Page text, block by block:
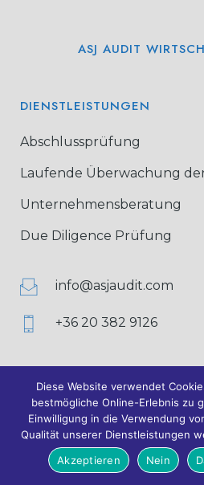
ASJ AUDIT
DIENSTLEISTUNGEN
Abschlussprüfung
Laufende Überwachung
Unternehmensberatung
Due Diligence Prüfung
info@asjaudit.com
+36 20 382 9126
© 2020 ASJ AUDIT
Data protection
| Imprint|
settings
Diese Website verwendet
bestmögliche Online-Erlebnis zu
Einwilligung in die Verwendung
Qualität unserer Dienstleistungen
Akzeptieren
Nein